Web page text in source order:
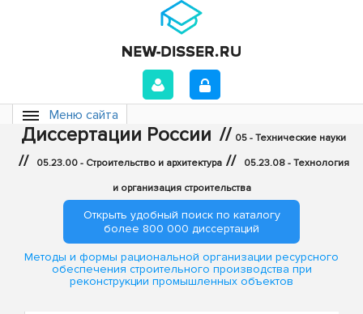
Меню сайта
Диссертации России // 05 - Технические науки
// 05.23.00 - Строительство и архитектура // 05.23.08 - Технология
и организация строительства
Открыть удобный поиск по каталогу
более 800 000 диссертаций
Методы и формы рациональной организации ресурсного
обеспечения строительного производства при
реконструкции промышленных объектов